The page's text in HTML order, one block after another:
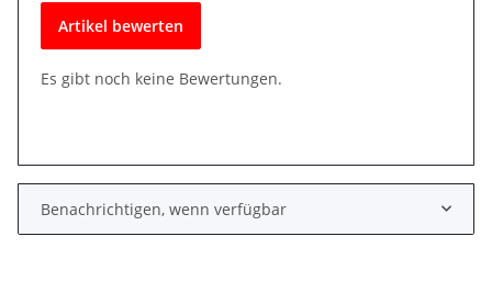
Artikel bewerten
Es gibt noch keine Bewertungen.
Benachrichtigen, wenn verfügbar